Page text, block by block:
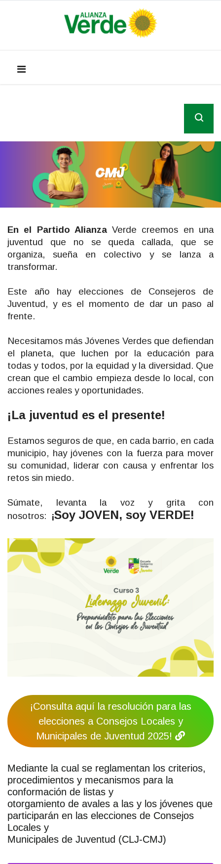
En el Partido AlianzaVerde creemos en una
juventud que no se queda callada, que se
organiza, sueña en colectivo y se lanza a
transformar.
Este año hay elecciones de Consejeros de
Juventud, y es el momento de dar un paso al
frente.
Necesitamos más Jóvenes Verdes que defiendan
el planeta, que luchen por la educación para
todas y todos, por la equidad y la diversidad. Que
crean que el cambio empieza desde lo local, con
acciones reales y oportunidades.
¡La juventud es el presente!
Estamos seguros de que, en cada barrio, en cada
municipio, hay jóvenes con la fuerza para mover
su comunidad, liderar con causa y enfrentar los
retos sin miedo.
Súmate, levanta la voz y grita con
nosotros: ¡Soy JOVEN, soy VERDE!
Escuela para Consejeros de
Juventud
Certificate en nuestro curso de "Liderazgo
Juvenil" y completa este requisito para poder
este 2025.
¡Consulta aquí la resolución para las
elecciones a Consejos Locales y
Municipales de Juventud 2025!
Mediante la cual se reglamentan los criterios,
procedimientos y mecanismos para la
conformación de listas y
otorgamiento de avales a las y los jóvenes que
participarán en las elecciones de Consejos
Locales y
Municipales de Juventud (CLJ-CMJ)